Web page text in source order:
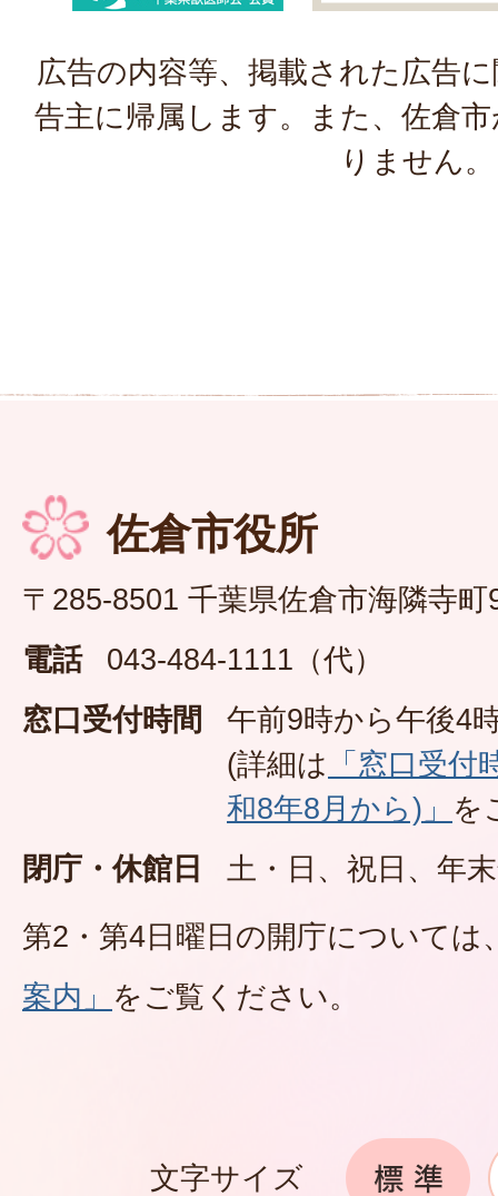
広告の内容等、掲載された広告
告主に帰属します。また、佐倉
りません。
佐倉市役所
〒285-8501 千葉県佐倉市海隣寺町
電話
043-484-1111（代）
窓口受付時間
午前9時から午後4
(詳細は 「窓口受
和8年8月から)」 を
閉庁・休館日
土・日、祝日、年
第2・第4日曜日の開庁については
案内」 をご覧ください。
文字サイズ